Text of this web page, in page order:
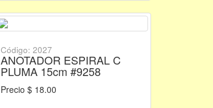
Código: 2027
ANOTADOR ESPIRAL C
PLUMA 15cm #9258
Precio $ 18.00